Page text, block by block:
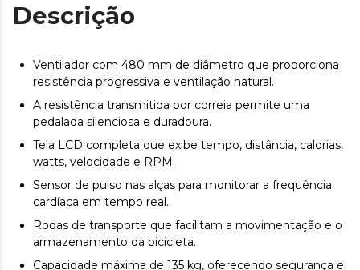
Descrição
Ventilador com 480 mm de diâmetro que proporciona
resistência progressiva e ventilação natural.
A resistência transmitida por correia permite uma
pedalada silenciosa e duradoura.
Tela LCD completa que exibe tempo, distância, calorias,
watts, velocidade e RPM.
Sensor de pulso nas alças para monitorar a frequência
cardíaca em tempo real.
Rodas de transporte que facilitam a movimentação e o
armazenamento da bicicleta.
Capacidade máxima de 135 kg, oferecendo segurança e